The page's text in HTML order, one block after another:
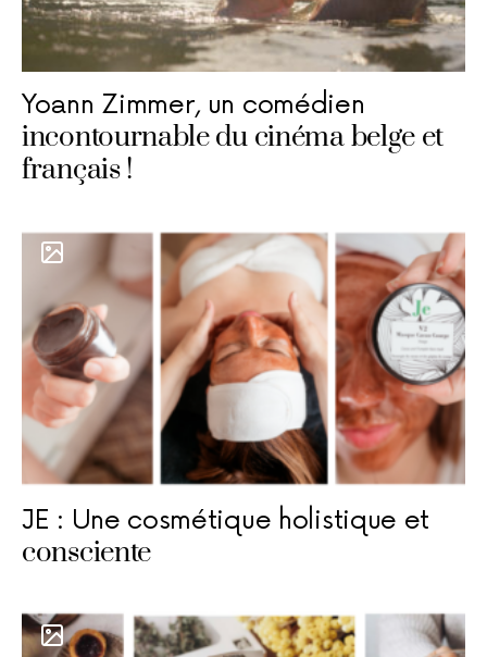
Yoann Zimmer, un comédien
incontournable du cinéma belge et
français !
JE : Une cosmétique holistique et
consciente